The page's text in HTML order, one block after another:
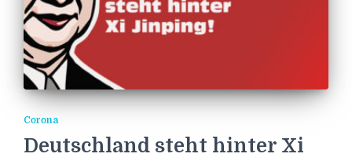
Corona
Deutschland steht hinter Xi